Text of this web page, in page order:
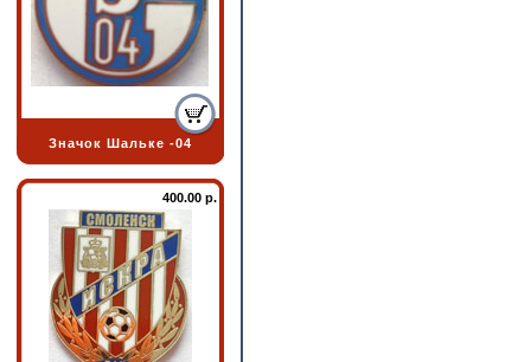
Значок Шальке -04
400.00 р.